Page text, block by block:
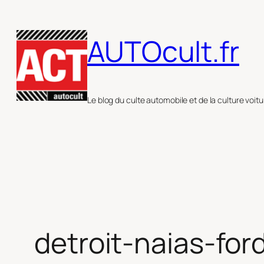
au
contenu
AUTOcult.fr
Le blog du culte automobile et de la culture
detroit-naias-